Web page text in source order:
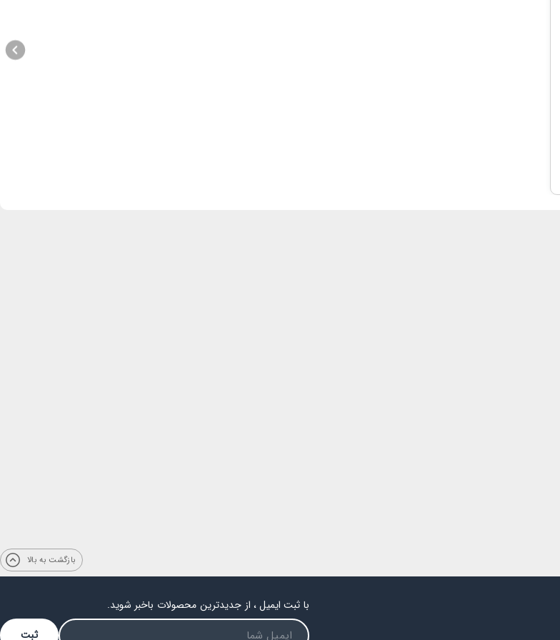
بازگشت به بالا
با ثبت ایمیل ، از جدیدترین محصولات باخبر شوید.
ثبت